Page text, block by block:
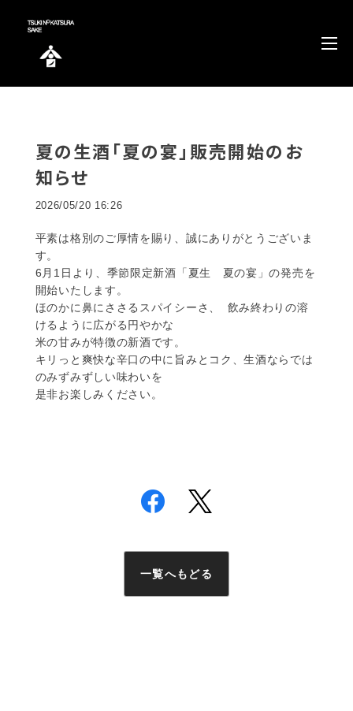
夏の生酒「夏の宴」販売開始のお
知らせ
2026/05/20 16:26
平素は格別のご厚情を賜り、誠にありがとうございま
す。
6月1日より、季節限定新酒「夏生 夏の宴」の発売を
開始いたします。
ほのかに鼻にささるスパイシーさ、 飲み終わりの溶
けるように広がる円やかな
米の甘みが特徴の新酒です。
キリっと爽快な辛口の中に旨みとコク、生酒ならでは
のみずみずしい味わいを
是非お楽しみください。
一覧へもどる